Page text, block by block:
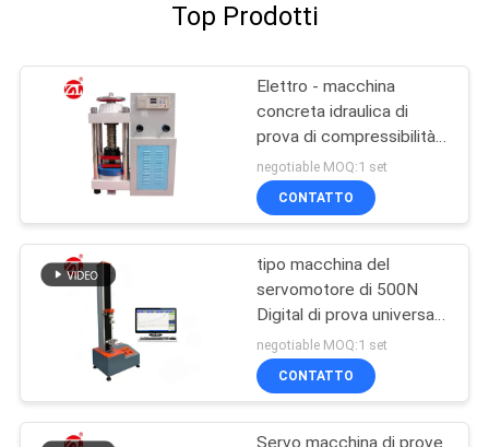
Top Prodotti
Elettro - macchina
concreta idraulica di
prova di compressibilità
di Digital
negotiable MOQ:1 set
CONTATTO
tipo macchina del
servomotore di 500N
Digital di prova universale
di resistenza alla trazione
del tessuto
negotiable MOQ:1 set
CONTATTO
Servo macchina di prove